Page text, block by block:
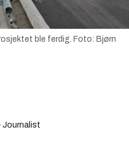
ble ferdig. Foto: Bjørn
Journalist